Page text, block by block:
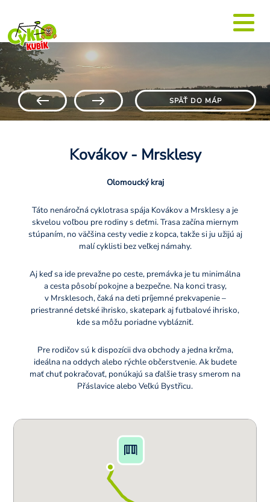
SPÄŤ DO MÁP
Kovákov - Mrsklesy
Olomoucký kraj
Táto nenáročná cyklotrasa spája Kovákov a Mrsklesy a je
skvelou voľbou pre rodiny s deťmi. Trasa začína miernym
stúpaním, no väčšina cesty vedie z kopca, takže si ju užijú aj
malí cyklisti bez veľkej námahy.
Aj keď sa ide prevažne po ceste, premávka je tu minimálna
a cesta pôsobí pokojne a bezpečne. Na konci trasy,
v Mrsklesoch, čaká na deti príjemné prekvapenie –
priestranné detské ihrisko, skatepark aj futbalové ihrisko,
kde sa môžu poriadne vyblázniť.
Pre rodičov sú k dispozícii dva obchody a jedna krčma,
ideálna na oddych alebo rýchle občerstvenie. Ak budete
mať chuť pokračovať, ponúkajú sa ďalšie trasy smerom na
Přáslavice alebo Veľkú Bystřicu.